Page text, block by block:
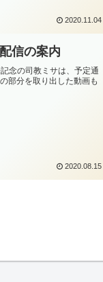
2020.11.04
信の案内
念の司教ミサは、予定通
部分を取り出した動画も
2020.08.15